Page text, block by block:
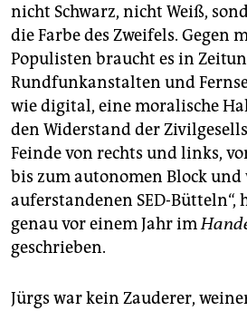
nicht Schwarz, nicht Weiß,
die Farbe des Zweifels. Gegen
Populisten braucht es in
Rundfunkanstalten und
wie digital, eine moralische
den Widerstand der
Feinde von rechts und links,
bis zum autonomen Block und
auferstandenen SED-Bütteln“,
genau vor einem Jahr im
geschrieben.
Jürgs war kein Zauderer,